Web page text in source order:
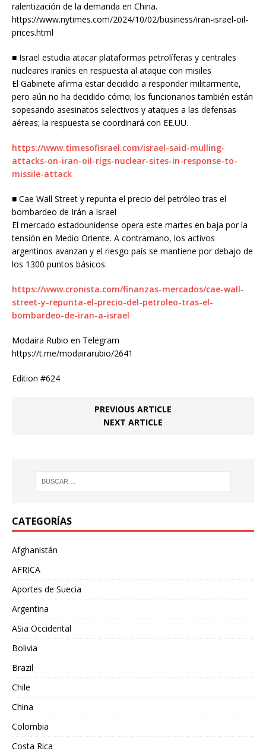
ralentización de la demanda en China.
https://www.nytimes.com/2024/10/02/business/iran-israel-oil-
prices.html
■ Israel estudia atacar plataformas petrolíferas y centrales
nucleares iraníes en respuesta al ataque con misiles
El Gabinete afirma estar decidido a responder militarmente,
pero aún no ha decidido cómo; los funcionarios también están
sopesando asesinatos selectivos y ataques a las defensas
aéreas; la respuesta se coordinará con EE.UU.
https://www.timesofisrael.com/israel-said-mulling-
attacks-on-iran-oil-rigs-nuclear-sites-in-response-to-
missile-attack
■ Cae Wall Street y repunta el precio del petróleo tras el
bombardeo de Irán a Israel
El mercado estadounidense opera este martes en baja por la
tensión en Medio Oriente. A contramano, los activos
argentinos avanzan y el riesgo país se mantiene por debajo de
los 1300 puntos básicos.
https://www.cronista.com/finanzas-mercados/cae-wall-
street-y-repunta-el-precio-del-petroleo-tras-el-
bombardeo-de-iran-a-israel
Modaira Rubio en Telegram
https://t.me/modairarubio/2641
Edition #624
PREVIOUS ARTICLE
NEXT ARTICLE
CATEGORÍAS
Afghanistán
AFRICA
Aportes de Suecia
Argentina
ASia Occidental
Bolivia
Brazil
Chile
China
Colombia
Costa Rica